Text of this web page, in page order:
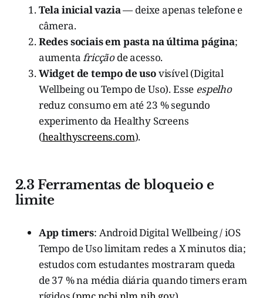
Tela inicial vazia— deixe apenas telefone e
câmera.
Redes sociais em pasta na última página;
aumentafricçãode acesso.
Widget de tempo de usovisível (Digital
Wellbeing ou Tempo de Uso). Esse espelho
reduz consumo em até 23 % segundo
experimento da Healthy Screens
(healthyscreens.com).
2.3 Ferramentas de bloqueio e
limite
App timers: Android Digital Wellbeing / iOS
Tempo de Uso limitam redes a X minutos dia;
estudos com estudantes mostraram queda
de 37 % na média diária quando timers eram